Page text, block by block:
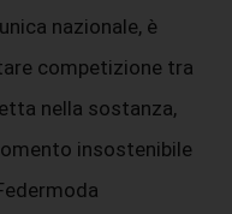
nazionale, è
competizione tra
nella sostanza,
insostenibile